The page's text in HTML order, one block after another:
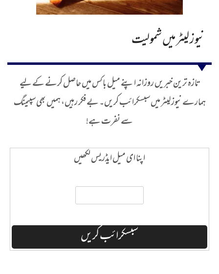
نیوز لیٹر میں شمولیت
تازہ ترین خبریں روزانہ اپنے میل باکس میں حاصل کرنے کے لیے
ہمارے نیوز لیٹر میں سبسکرائب کریں۔ بے فکر رہیں، ہمیں بھی سپیمنگ
سے نفرت ہے!
اپنا ای میل ایڈریس لکھیں